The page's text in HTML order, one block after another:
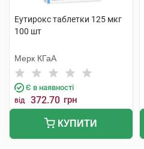
Еутирокс таблетки 125 мкг
100 шт
Мерк КГаА
Є в наявності
від 372.70 грн
КУПИТИ